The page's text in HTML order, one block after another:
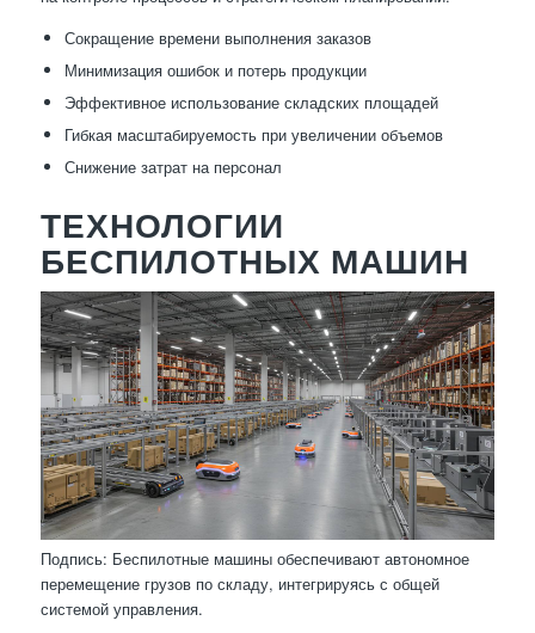
Сокращение времени выполнения заказов
Минимизация ошибок и потерь продукции
Эффективное использование складских площадей
Гибкая масштабируемость при увеличении объемов
Снижение затрат на персонал
ТЕХНОЛОГИИ
БЕСПИЛОТНЫХ МАШИН
Подпись: Беспилотные машины обеспечивают автономное
перемещение грузов по складу, интегрируясь с общей
системой управления.